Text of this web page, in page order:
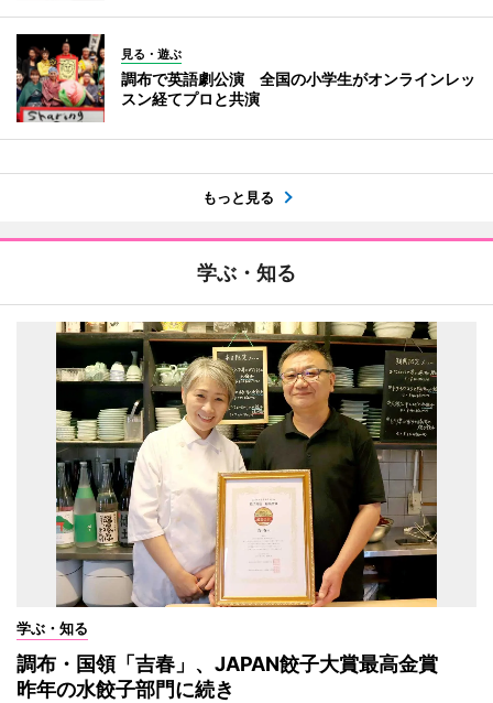
見る・遊ぶ
調布で英語劇公演 全国の小学生がオンラインレッ
スン経てプロと共演
もっと見る
学ぶ・知る
学ぶ・知る
調布・国領「吉春」、JAPAN餃子大賞最高金賞
昨年の水餃子部門に続き